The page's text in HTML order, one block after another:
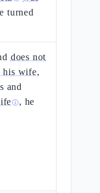
turned
does not
his wife,
and
ⓘ, he